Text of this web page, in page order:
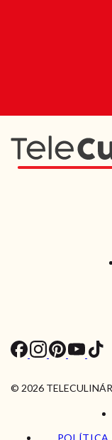
© 2026
POLÍTICA